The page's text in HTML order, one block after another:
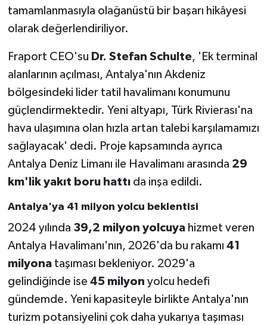
tamamlanmasıyla olağanüstü bir başarı hikâyesi
olarak değerlendiriliyor.
Fraport CEO'su Dr. Stefan Schulte, 'Ek terminal
alanlarının açılması, Antalya'nın Akdeniz
bölgesindeki lider tatil havalimanı konumunu
güçlendirmektedir. Yeni altyapı, Türk Rivierası'na
hava ulaşımına olan hızla artan talebi karşılamamızı
sağlayacak' dedi. Proje kapsamında ayrıca
Antalya Deniz Limanı ile Havalimanı arasında 29
km'lik yakıt boru hattıda inşa edildi.
Antalya'ya 41 milyon yolcu beklentisi
2024 yılında 39,2 milyon yolcuyahizmet veren
Antalya Havalimanı'nın, 2026'da bu rakamı 41
milyonataşıması bekleniyor. 2029'a
gelindiğinde ise 45 milyon yolcu hedefi
gündemde. Yeni kapasiteyle birlikte Antalya'nın
turizm potansiyelini çok daha yukarıya taşıması